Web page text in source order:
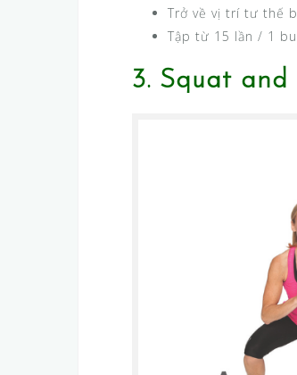
Trở về vị trí tư thế
Tập từ 15 lần / 1
3. Squat and